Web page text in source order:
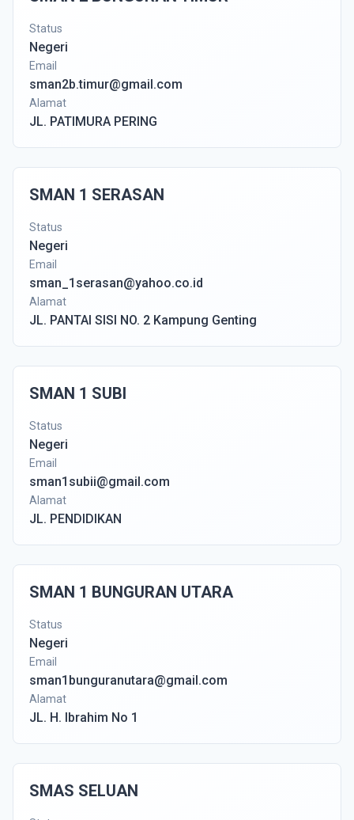
Status
Negeri
Email
sman2b.timur@gmail.com
Alamat
JL. PATIMURA PERING
SMAN 1 SERASAN
Status
Negeri
Email
sman_1serasan@yahoo.co.id
Alamat
JL. PANTAI SISI NO. 2 Kampung Genting
SMAN 1 SUBI
Status
Negeri
Email
sman1subii@gmail.com
Alamat
JL. PENDIDIKAN
SMAN 1 BUNGURAN UTARA
Status
Negeri
Email
sman1bunguranutara@gmail.com
Alamat
JL. H. Ibrahim No 1
SMAS SELUAN